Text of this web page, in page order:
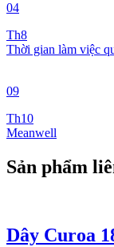
04
Th8
Thời gian làm việc
09
Th10
Meanwell
Sản phẩm
Dây Curoa